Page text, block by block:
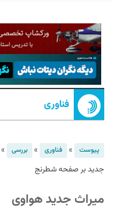
فناوری
پیوست » فناوری » بررسی »
جدید بر صفحه شطرنج
میراث جدید هواوی